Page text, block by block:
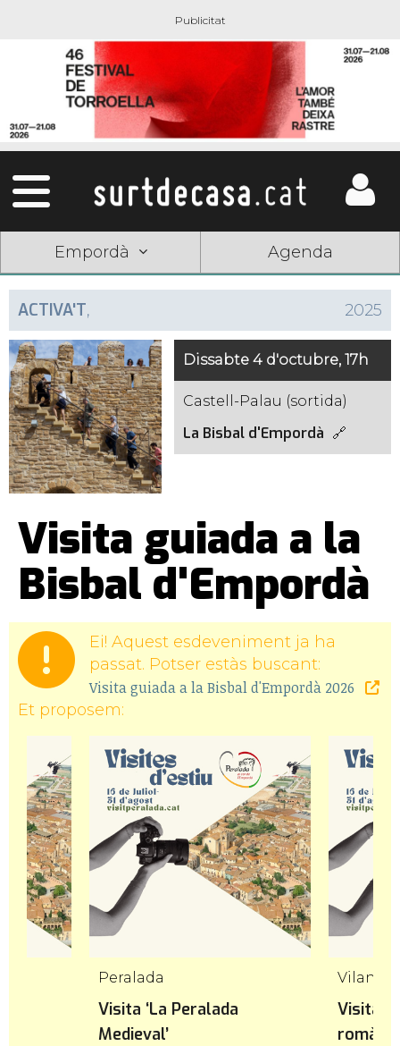
Empordà Agenda
ACTIVA'T, 2025
Dissabte 4 d'octubre, 17h
Castell-Palau (sortida)
La Bisbal d'Empordà
Visita guiada a la
Bisbal d'Empordà
Ei! Aquest esdeveniment ja ha
passat. Potser estàs buscant:
Visita guiada a la Bisbal d'Empordà 2026
Et proposem:
Peralada
Visita ‘La Peralada
Medieval’
Visita a